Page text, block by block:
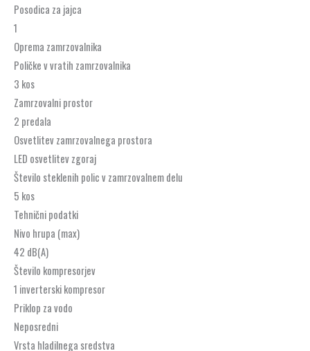
Posodica za jajca
1
Oprema zamrzovalnika
Poličke v vratih zamrzovalnika
3 kos
Zamrzovalni prostor
2 predala
Osvetlitev zamrzovalnega prostora
LED osvetlitev zgoraj
Število steklenih polic v zamrzovalnem delu
5 kos
Tehnični podatki
Nivo hrupa (max)
42 dB(A)
Število kompresorjev
1 inverterski kompresor
Priklop za vodo
Neposredni
Vrsta hladilnega sredstva